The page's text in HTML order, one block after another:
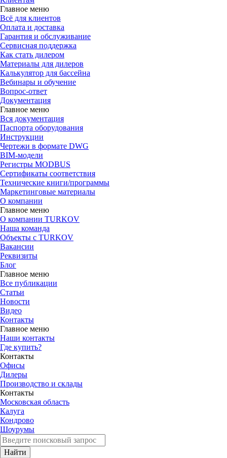
Главное меню
Всё для клиентов
Оплата и доставка
Гарантия и обслуживание
Сервисная поддержка
Как стать дилером
Материалы для дилеров
Калькулятор для бассейна
Вебинары и обучение
Вопрос-ответ
Документация
Главное меню
Вся документация
Паспорта оборудования
Инструкции
Чертежи в формате DWG
BIM-модели
Регистры MODBUS
Сертификаты соответствия
Технические книги/программы
Маркетинговые материалы
О компании
Главное меню
О компании TURKOV
Наша команда
Объекты с TURKOV
Вакансии
Реквизиты
Блог
Главное меню
Все публикации
Статьи
Новости
Видео
Контакты
Главное меню
Наши контакты
Где купить?
Контакты
Офисы
Дилеры
Производство и склады
Контакты
Московская область
Калуга
Кондрово
Шоурумы
Найти